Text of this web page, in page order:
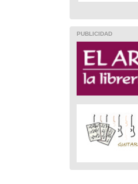
PUBLICIDAD